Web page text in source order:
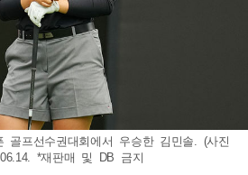
골프선수권대회에서 우승한 김민솔. (사진
*재판매 및 DB 금지